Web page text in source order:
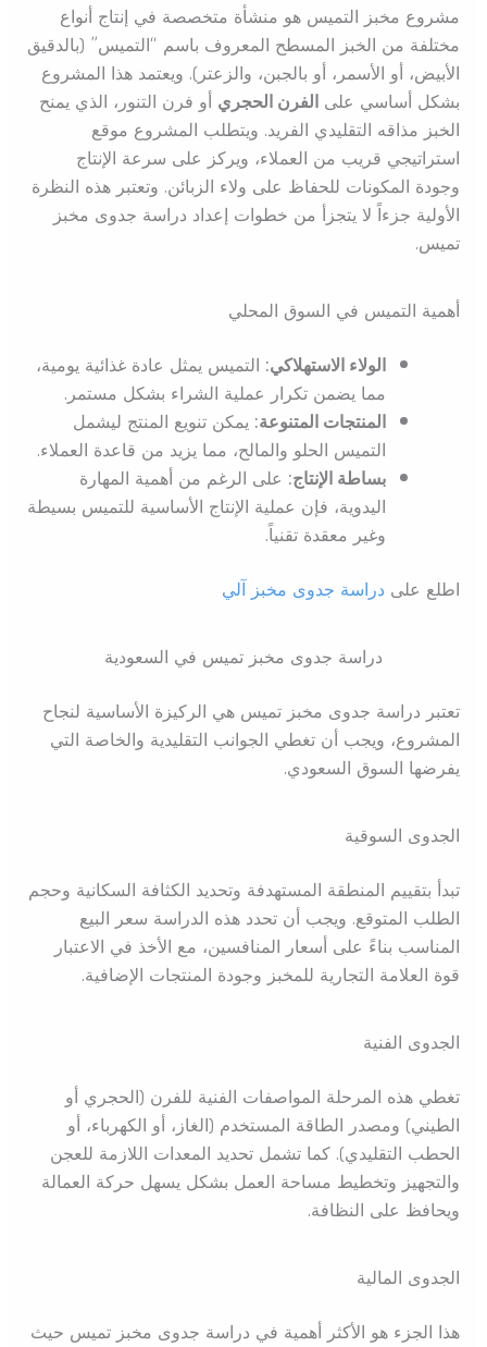
مشروع مخبز التميس هو منشأة متخصصة في إنتاج أنواع
مختلفة من الخبز المسطح المعروف باسم “التميس” (بالدقيق
الأبيض، أو الأسمر، أو بالجبن، والزعتر). ويعتمد هذا المشروع
بشكل أساسي على الفرن الحجريأو فرن التنور، الذي يمنح
الخبز مذاقه التقليدي الفريد. ويتطلب المشروع موقع
استراتيجي قريب من العملاء، ويركز على سرعة الإنتاج
وجودة المكونات للحفاظ على ولاء الزبائن. وتعتبر هذه النظرة
الأولية جزءاً لا يتجزأ من خطوات إعداد دراسة جدوى مخبز
تميس.
أهمية التميس في السوق المحلي
الولاء الاستهلاكي:التميس يمثل عادة غذائية يومية،
مما يضمن تكرار عملية الشراء بشكل مستمر.
المنتجات المتنوعة:يمكن تنويع المنتج ليشمل
التميس الحلو والمالح، مما يزيد من قاعدة العملاء.
بساطة الإنتاج:على الرغم من أهمية المهارة
اليدوية، فإن عملية الإنتاج الأساسية للتميس بسيطة
وغير معقدة تقنياً.
اطلع على دراسة جدوى مخبز آلي
دراسة جدوى مخبز تميس في السعودية
تعتبر دراسة جدوى مخبز تميس هي الركيزة الأساسية لنجاح
المشروع، ويجب أن تغطي الجوانب التقليدية والخاصة التي
يفرضها السوق السعودي.
الجدوى السوقية
تبدأ بتقييم المنطقة المستهدفة وتحديد الكثافة السكانية وحجم
الطلب المتوقع. ويجب أن تحدد هذه الدراسة سعر البيع
المناسب بناءً على أسعار المنافسين، مع الأخذ في الاعتبار
قوة العلامة التجارية للمخبز وجودة المنتجات الإضافية.
الجدوى الفنية
تغطي هذه المرحلة المواصفات الفنية للفرن (الحجري أو
الطيني) ومصدر الطاقة المستخدم (الغاز، أو الكهرباء، أو
الحطب التقليدي). كما تشمل تحديد المعدات اللازمة للعجن
والتجهيز وتخطيط مساحة العمل بشكل يسهل حركة العمالة
ويحافظ على النظافة.
الجدوى المالية
هذا الجزء هو الأكثر أهمية في دراسة جدوى مخبز تميس حيث